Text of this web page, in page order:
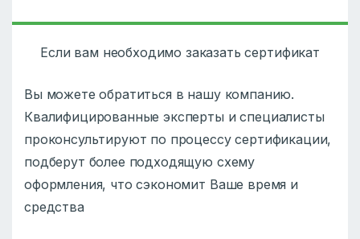
Если вам необходимо заказать сертификат
Вы можете обратиться в нашу компанию.
Квалифицированные эксперты и специалисты
проконсультируют по процессу сертификации,
подберут более подходящую схему
оформления, что сэкономит Ваше время и
средства